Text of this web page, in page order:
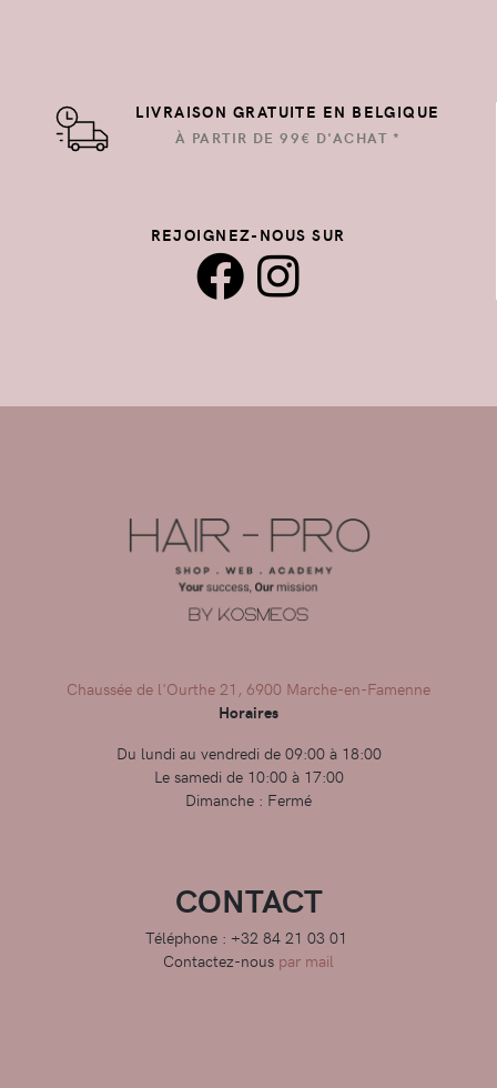
LIVRAISON GRATUITE EN BELGIQUE
À PARTIR DE 99€ D'ACHAT *
REJOIGNEZ-NOUS SUR
Chaussée de l'Ourthe 21, 6900 Marche-en-Famenne
Horaires
Du lundi au vendredi de 09:00 à 18:00
Le samedi de 10:00 à 17:00
Dimanche : Fermé
CONTACT
Téléphone : +32 84 21 03 01
Contactez-nous par mail